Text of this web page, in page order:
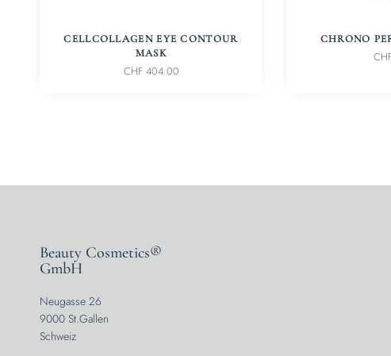
IN DEN WARENKORB
CELLCOLLAGEN EYE CONTOUR
MASK
CHF404.00
IN DEN
CHRONO
Beauty Cosmetics®
GmbH
Neugasse 26
9000 St.Gallen
Schweiz